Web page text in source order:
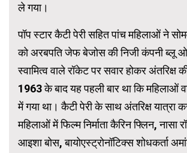
ले गया।
पॉप स्टार कैटी पेरी सहित पांच महिलाओं ने
को अरबपति जेफ बेजोस की निजी कंपनी ब्लू
स्वामित्व वाले रॉकेट पर सवार होकर अंतरिक्ष
1963 के बाद यह पहली बार था कि महिलाओं
में गया था। कैटी पेरी के साथ अंतरिक्ष यात्रा
महिलाओं में फिल्म निर्माता कैरिन फ्लिन, नासा
आइशा बोस, बायोएस्ट्रोनॉटिक्स शोधकर्ता